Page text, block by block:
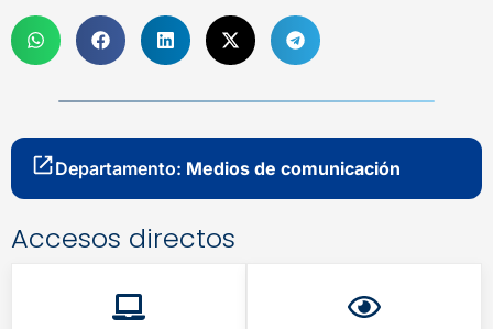
Departamento: Medios de comunicación
Accesos directos